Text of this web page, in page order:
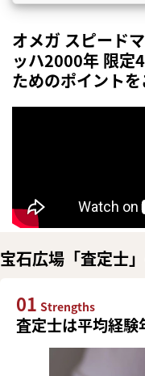
オメガ スピード
ッハ2000年 限定
ためのポイント
宝石広場「査定士
01 Strengths
査定士は平均経